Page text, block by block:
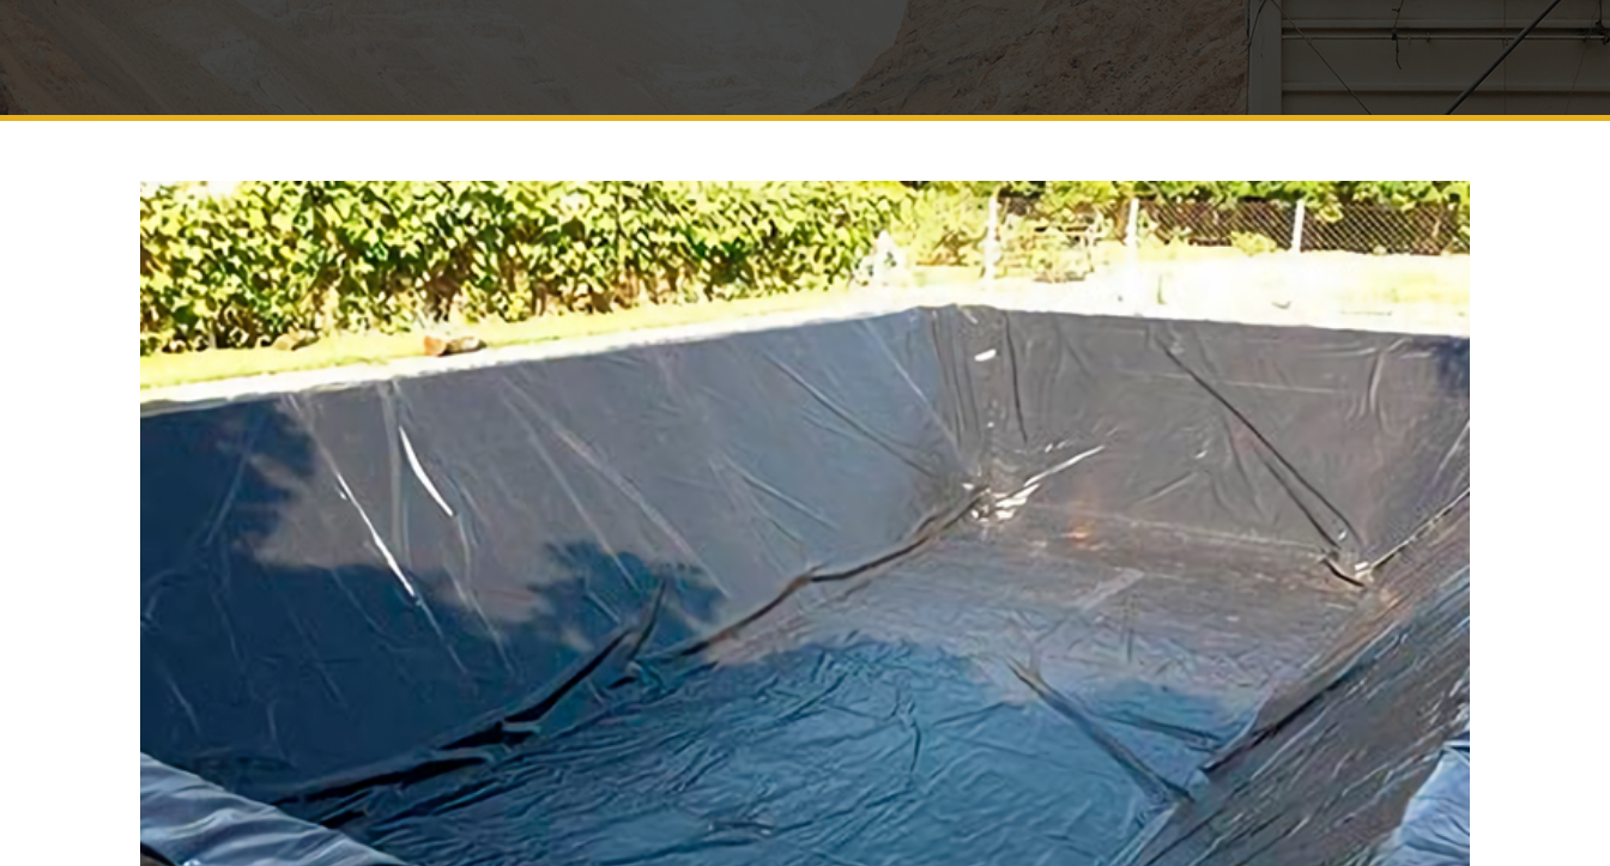
LONA PARA SKIBUNDA
LONA PARA TANQUE DE PEIXE
LONA PARA BARRACA DE FEIRA